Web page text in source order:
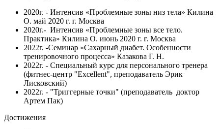
2020г. - Интенсив «Проблемные зоны низ тела» Килина
О. май 2020 г. г. Москва
2020г.- Интенсив «Проблемные зоны все тело.
Практика» Килина О. июнь 2020 г. г. Москва
2022г. -Семинар «Сахарный диабет. Особенности
тренировочного процесса» Казакова Г. Н.
2022г. - Специальный курс для персонального тренера
(фитнес-центр "Excellent", преподаватель Эрик
Лисковский)
2022г. - "Триггерные точки" (преподаватель доктор
Артем Пак)
Достижения